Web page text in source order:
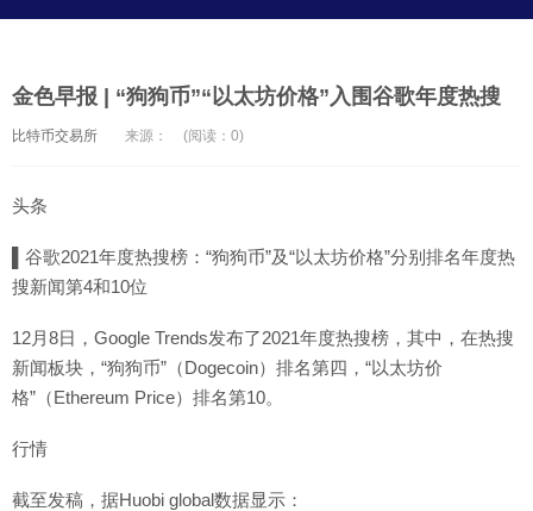
金色早报 | “狗狗币”“以太坊价格”入围谷歌年度热搜
比特币交易所 来源： (阅读：0)
头条
▌谷歌2021年度热搜榜：“狗狗币”及“以太坊价格”分别排名年度热
搜新闻第4和10位
12月8日，Google Trends发布了2021年度热搜榜，其中，在热搜
新闻板块，“狗狗币”（Dogecoin）排名第四，“以太坊价
格”（Ethereum Price）排名第10。
行情
截至发稿，据Huobi global数据显示：